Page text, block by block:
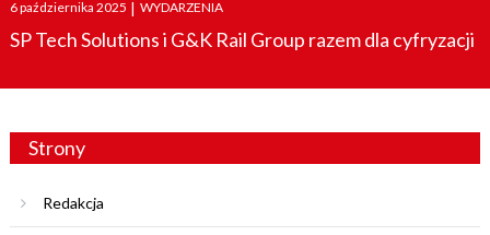
on
6 października 2025 | WYDARZENIA
SP Tech Solutions i G&K Rail Group razem dla cyfryzacji
Strony
Redakcja